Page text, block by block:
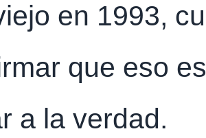
en 1993,
que eso
a la verdad.